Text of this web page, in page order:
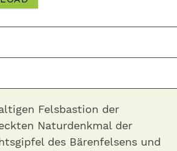
Felsbastion der
Naturdenkmal der
des Bärenfelsens und